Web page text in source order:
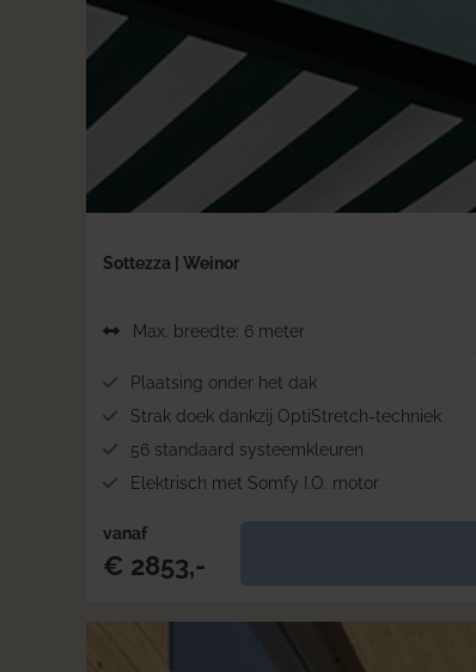
Sottezza | Weinor
Max. breedte: 6 meter
Plaatsing onder het dak
Strak doek dankzij OptiStretch-techniek
56 standaard systeemkleuren
Elektrisch met Somfy I.O. motor
vanaf
€ 2853,-